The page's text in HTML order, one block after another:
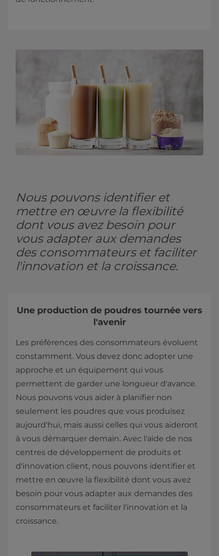
Nous pouvons identifier et
mettre en œuvre la flexibilité
dont vous avez besoin pour
vous adapter aux demandes
des consommateurs et faciliter
l'innovation et la croissance.
Une production de poudres tournée vers
l'avenir
Les préférences des consommateurs évoluent
constamment. Vous devez donc adopter une
approche et un équipement qui vous
permettent de garder une longueur d'avance.
Nous pouvons vous aider à planifier non
seulement les poudres que vous produisez
aujourd'hui, mais aussi celles qui vous aideront
à vous démarquer demain. Avec l'aide de nos
centres de développement de produits et
d'innovation client, nous pouvons identifier et
mettre en œuvre la flexibilité dont vous avez
besoin pour vous adapter aux demandes des
consommateurs et faciliter l'innovation et la
croissance.